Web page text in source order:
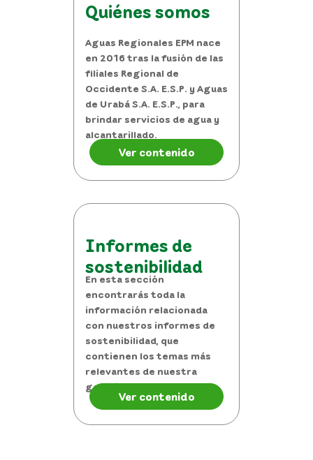
Quiénes somos
Aguas Regionales EPM nace
en 2016 tras la fusión de las
filiales Regional de
Occidente S.A. E.S.P. y Aguas
de Urabá S.A. E.S.P., para
brindar servicios de agua y
alcantarillado.
Ver contenido
Informes de
sostenibilidad
En esta sección
encontrarás toda la
información relacionada
con nuestros informes de
sostenibilidad, que
contienen los temas más
relevantes de nuestra
gestión anual.
Ver contenido